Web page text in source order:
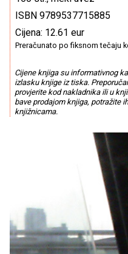
ISBN 9789537715885
Cijena: 12.61 eur
Preračunato po fiksnom tečaju
Cijene knjiga su informativnog
izlasku knjige iz tiska.
provjerite kod nakladnika ili u
bave prodajom knjiga, potražite
knjižnicama.